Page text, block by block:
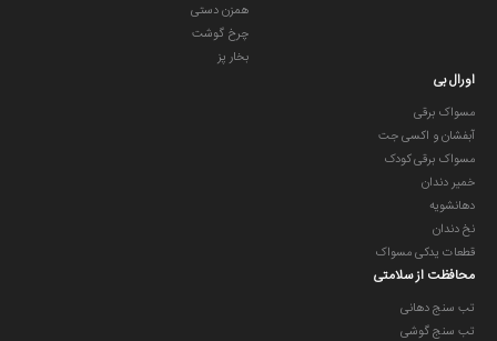
همزن دستی
چرخ گوشت
بخار پز
اورال بی
مسواک برقی
آبفشان و اکسی جت
مسواک برقی کودک
خمیر دندان
دهانشویه
نخ دندان
قطعات یدکی مسواک
محافظت از سلامتی
تب سنج دهانی
تب سنج گوشی